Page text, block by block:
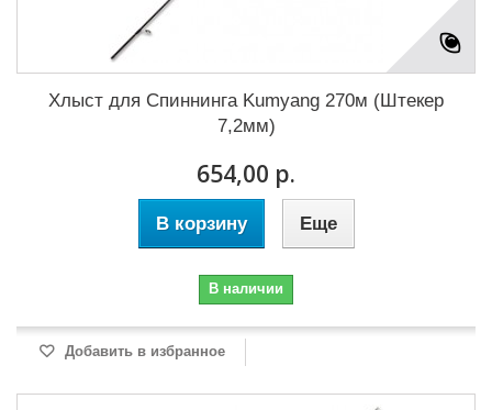
Хлыст для Cпиннинга Kumyang 270м (Штекер
7,2мм)
654,00 р.
В корзину Еще
В наличии
Добавить в избранное